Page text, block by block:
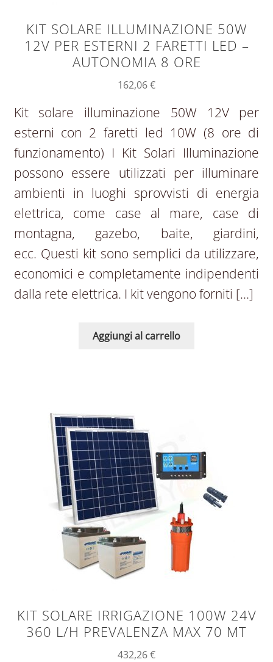
KIT SOLARE ILLUMINAZIONE 50W
12V PER ESTERNI 2 FARETTI LED –
AUTONOMIA 8 ORE
162,06€
Kit solare illuminazione 50W 12V per
esterni con 2 faretti led 10W (8 ore di
funzionamento) I Kit Solari Illuminazione
possono essere utilizzati per illuminare
ambienti in luoghi sprovvisti di energia
elettrica, come case al mare, case di
montagna, gazebo, baite, giardini,
ecc. Questi kit sono semplici da utilizzare,
economici e completamente indipendenti
dalla rete elettrica. I kit vengono forniti […]
Aggiungi al carrello
KIT SOLARE IRRIGAZIONE 100W 24V
360 L/H PREVALENZA MAX 70 MT
432,26€